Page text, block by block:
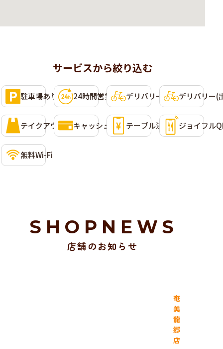
サービスから絞り込む
利用可能なサービス
選択して条件に含めることができます。複数選択可。
駐車場あり 24時間営業 デリバリー(Uber Eats)
デリバリー(
テイクアウト キャッシュレス決済テーブル決済 ジョイフル
無料Wi-Fi
SHOPNEWS
店舗のお知らせ
奄
美
龍
郷
店